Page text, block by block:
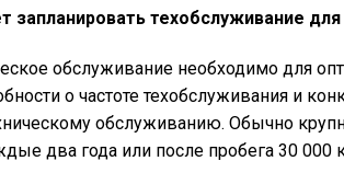
запланировать техобслуживание
обслуживание необходимо для
о частоте техобслуживания и
обслуживанию. Обычно
два года или после пробега 30 000